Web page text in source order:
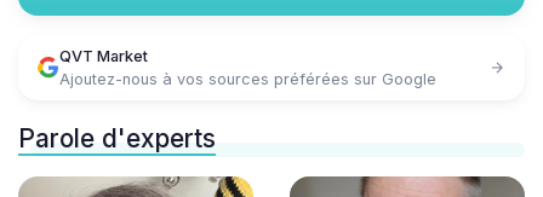
QVT Market
Ajoutez-nous à vos sources préférées sur Google
Parole d'experts